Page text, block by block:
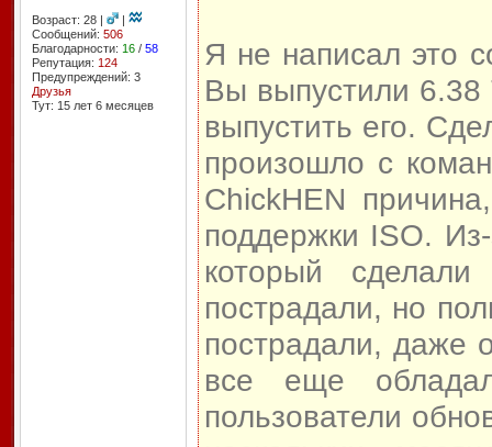
Возраст: 28 |
|
Сообщений: 506
Благодарности: 16/ 58
Репутация: 124
Предупреждений: 3
Друзья
Тут: 15 лет 6 месяцев
Я не написал это
Вы выпустили
выпустить его.
произошло с
ChickHEN
поддержки ISO.
который
пострадали, но
пострадали, даже
все еще
пользователи